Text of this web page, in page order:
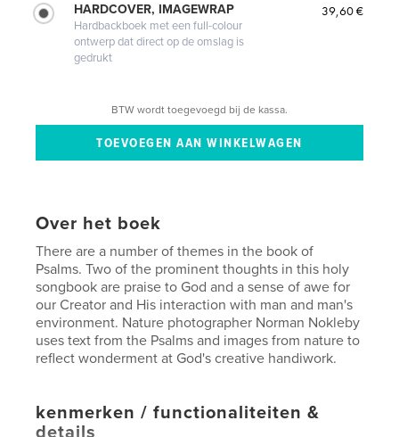
HARDCOVER, IMAGEWRAP
Hardbackboek met een full-colour
ontwerp dat direct op de omslag is
gedrukt
39,60 €
BTW wordt toegevoegd bij de kassa.
Over het boek
There are a number of themes in the book of
Psalms. Two of the prominent thoughts in this holy
songbook are praise to God and a sense of awe for
our Creator and His interaction with man and man's
environment. Nature photographer Norman Nokleby
uses text from the Psalms and images from nature to
reflect wonderment at God's creative handiwork.
kenmerken / functionaliteiten &
details